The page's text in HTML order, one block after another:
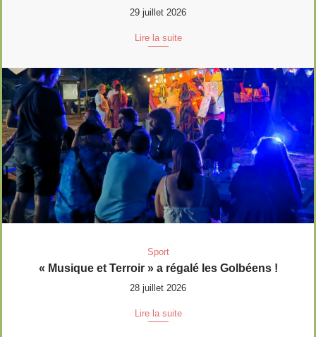
29 juillet 2026
Lire la suite
Sport
« Musique et Terroir » a régalé les Golbéens !
28 juillet 2026
Lire la suite